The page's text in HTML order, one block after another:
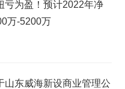
亏为盈！预计2022年净
万-5200万
山东威海新设商业管理公